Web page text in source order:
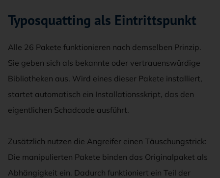
Typosquatting als Eintrittspunkt
Alle 26 Pakete funktionieren nach demselben Prinzip.
Sie geben sich als bekannte oder vertrauenswürdige
Bibliotheken aus. Wird eines dieser Pakete installiert,
startet automatisch ein Installationsskript, das den
eigentlichen Schadcode ausführt.
Zusätzlich nutzen die Angreifer einen Täuschungstrick:
Die manipulierten Pakete binden das Originalpaket als
Abhängigkeit ein. Dadurch funktioniert ein Teil der